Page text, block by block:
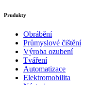
Prudukty
Obrábění
Průmyslové čištění
Výroba ozubení
Tváření
Automatizace
Elektromobilita